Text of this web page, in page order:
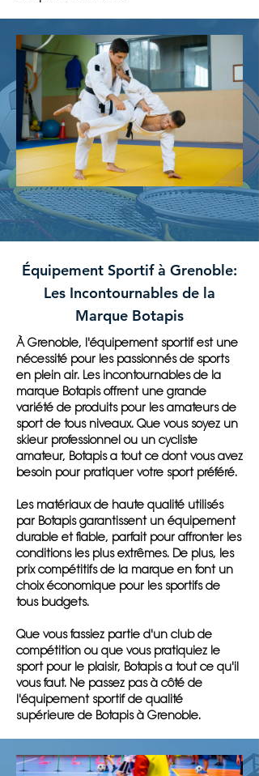
Équipement Sportif à Grenoble:
Les Incontournables de la
Marque Botapis
À Grenoble, l'équipement sportif est une
nécessité pour les passionnés de sports
en plein air. Les incontournables de la
marque Botapis offrent une grande
variété de produits pour les amateurs de
sport de tous niveaux. Que vous soyez un
skieur professionnel ou un cycliste
amateur, Botapis a tout ce dont vous avez
besoin pour pratiquer votre sport préféré.
Les matériaux de haute qualité utilisés
par Botapis garantissent un équipement
durable et fiable, parfait pour affronter les
conditions les plus extrêmes. De plus, les
prix compétitifs de la marque en font un
choix économique pour les sportifs de
tous budgets.
Que vous fassiez partie d'un club de
compétition ou que vous pratiquiez le
sport pour le plaisir, Botapis a tout ce qu'il
vous faut. Ne passez pas à côté de
l'équipement sportif de qualité
supérieure de Botapis à Grenoble.